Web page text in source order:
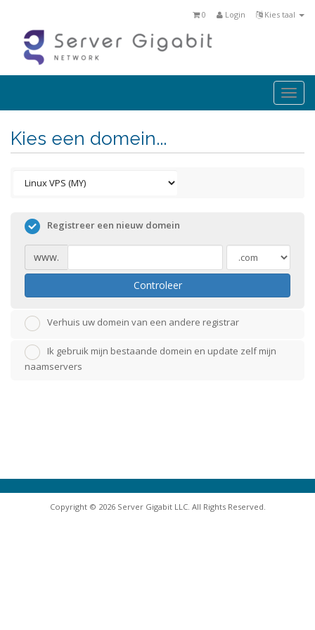
Kies taal
Login
0
Kies een domein...
Registreer een nieuw domein
www.
Controleer
Verhuis uw domein van een andere registrar
Ik gebruik mijn bestaande domein en update zelf mijn
naamservers
Copyright © 2026 Server Gigabit LLC. All Rights Reserved.